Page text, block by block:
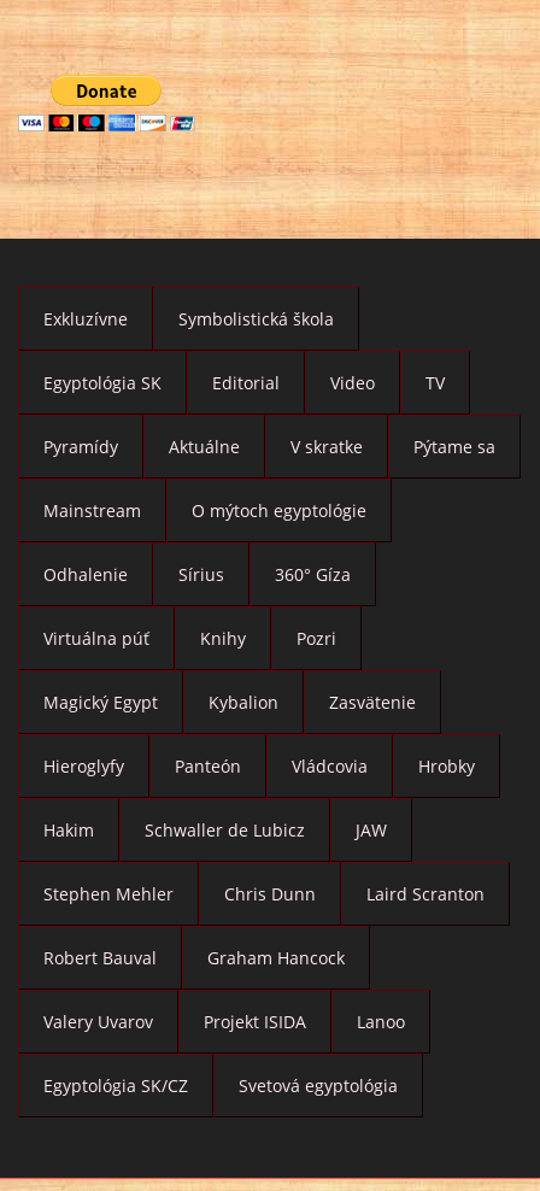
Exkluzívne Symbolistická škola
Egyptológia SK Editorial Video TV
Pyramídy Aktuálne V skratke Pýtame sa
Mainstream O mýtoch egyptológie
Odhalenie Sírius 360° Gíza
Virtuálna púť Knihy Pozri
Magický Egypt Kybalion Zasvätenie
Hieroglyfy Panteón Vládcovia Hrobky
Hakim Schwaller de Lubicz JAW
Stephen Mehler Chris Dunn Laird Scranton
Robert Bauval Graham Hancock
Valery Uvarov Projekt ISIDA Lanoo
Egyptológia SK/CZ Svetová egyptológia